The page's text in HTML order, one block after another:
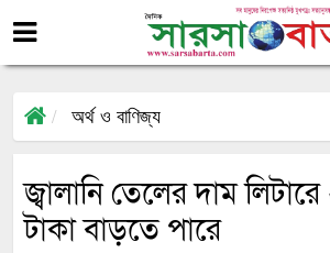
অর্থ ও বাণিজ্য
জ্বালানি তেলের দাম
টাকা বাড়তে পারে